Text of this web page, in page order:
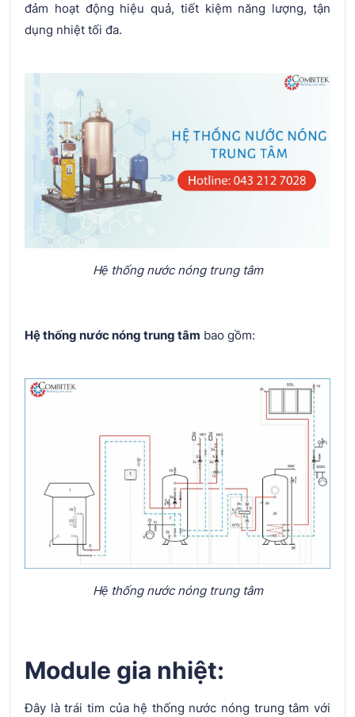
đảm hoạt động hiệu quả, tiết kiệm năng lượng, tận
dụng nhiệt tối đa.
Hệ thống nước nóng trung tâm
Hệ thống nước nóng trung tâm bao gồm:
Hệ thống nước nóng trung tâm
Module gia nhiệt:
Đây là trái tim của hệ thống nước nóng trung tâm với